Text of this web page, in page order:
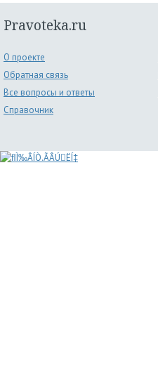
Pravoteka.ru
О проекте
Обратная связь
Все вопросы и ответы
Справочник